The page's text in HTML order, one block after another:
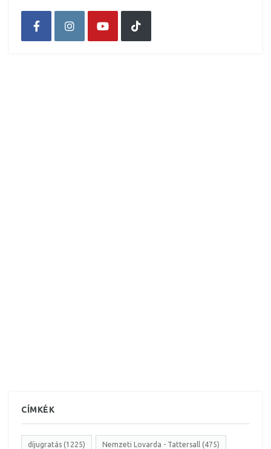
CÍMKÉK
díjugratás (1225) Nemzeti Lovarda - Tattersall (475)